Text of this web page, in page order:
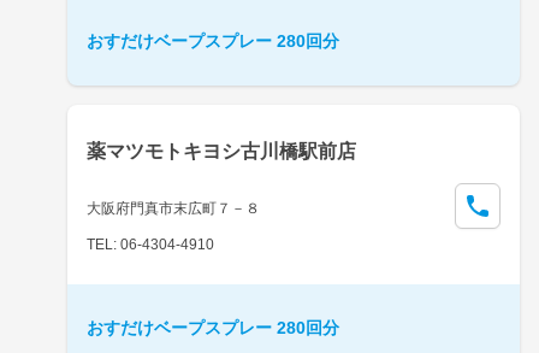
おすだけベープスプレー 280回分
薬マツモトキヨシ古川橋駅前店
大阪府門真市末広町７－８
TEL: 06-4304-4910
おすだけベープスプレー 280回分